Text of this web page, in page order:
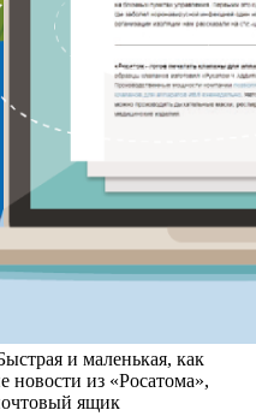
и маленькая, как
новости из «Росатома»,
ящик